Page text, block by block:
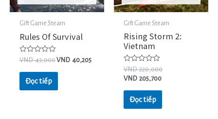
Gift Game Steam
Rules Of Survival
Được
hạng
sao
VND43,000VND 40,205
Đọc tiếp
Gift Game Steam
Rising Storm 2:
Vietnam
Được
xếp
hạng
sao
VND220,000
VND 205,700
Đọc tiếp